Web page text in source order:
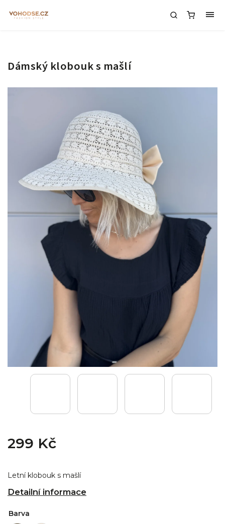
Dámský klobouk s mašlí
299 Kč
Letní klobouk s mašlí
Detailní informace
Barva